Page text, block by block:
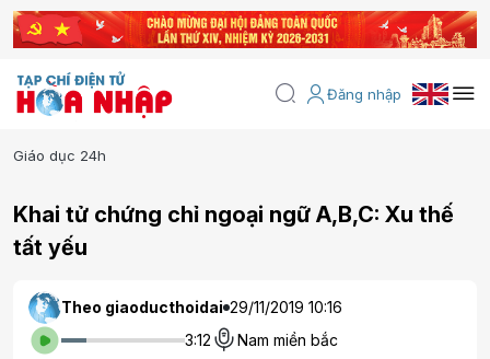
Đăng nhập
Giáo dục 24h
Khai tử chứng chỉ ngoại ngữ A,B,C: Xu thế
tất yếu
Theo giaoducthoidai 29/11/2019 10:16
3:12
Nam miền bắc